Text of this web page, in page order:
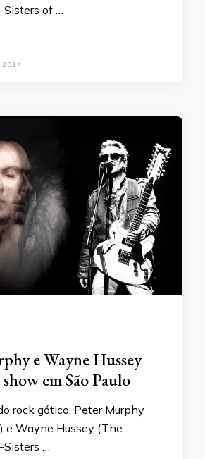
Sisters of …
2014
e Wayne Hussey
em São Paulo
rock gótico, Peter Murphy
e Wayne Hussey (The
Sisters …